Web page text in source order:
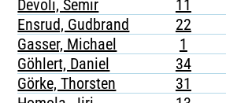
Devoli, Semir
11
Ensrud, Gudbrand
22
Gasser, Michael
1
Göhlert, Daniel
34
Görke, Thorsten
31